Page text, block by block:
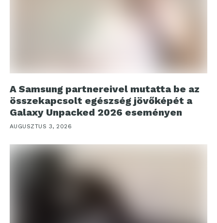
A Samsung partnereivel mutatta be az
összekapcsolt egészség jövőképét a
Galaxy Unpacked 2026 eseményen
AUGUSZTUS 3, 2026